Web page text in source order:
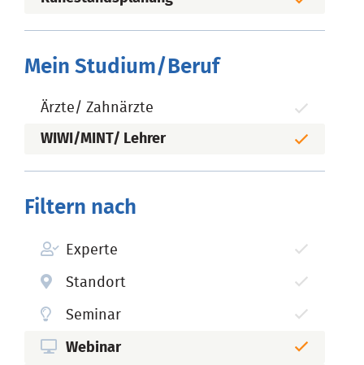
Mein Studium/Beruf
Ärzte/ Zahnärzte
WIWI/MINT/ Lehrer
Filtern nach
Experte
Standort
Seminar
Webinar